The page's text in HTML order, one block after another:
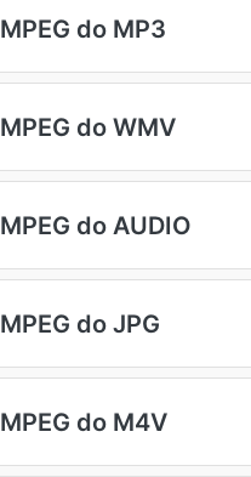
MPEG do MP3
MPEG do WMV
MPEG do AUDIO
MPEG do JPG
MPEG do M4V